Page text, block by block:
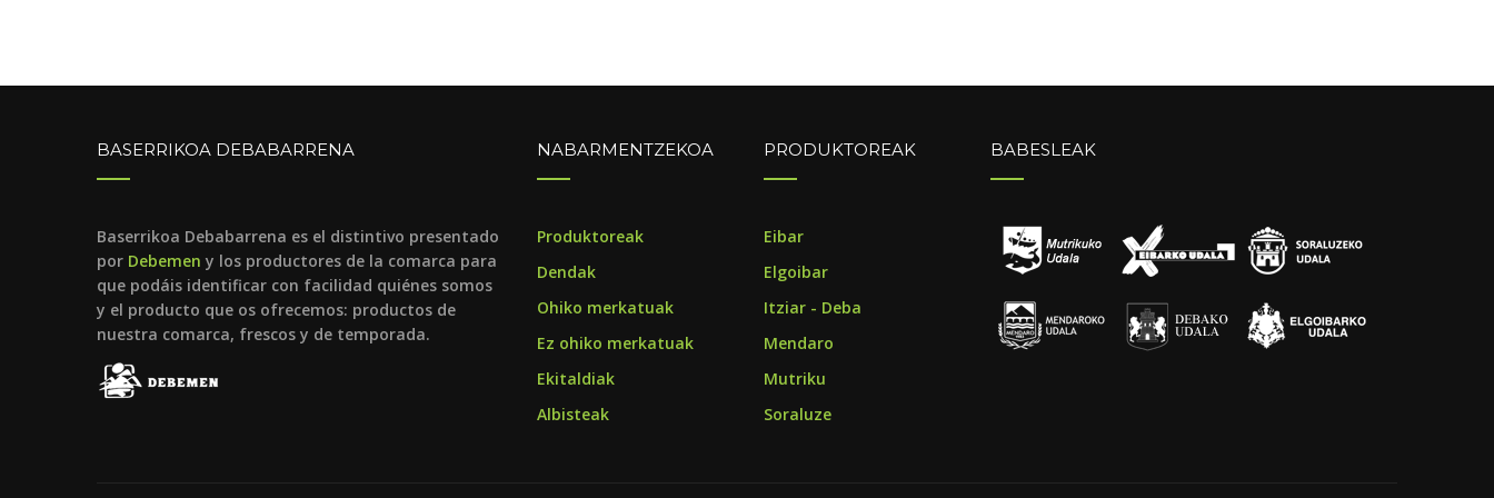
BASERRIKOA DEBABARRENA
Baserrikoa Debabarrena es el distintivo presentado
por Debemen y los productores de la comarca para
que podáis identificar con facilidad quiénes somos
y el producto que os ofrecemos: productos de
nuestra comarca, frescos y de temporada.
NABARMENTZEKOA
Produktoreak
Dendak
Ohiko merkatuak
Ez ohiko merkatuak
Ekitaldiak
Albisteak
PRODUKTOREAK
Eibar
Elgoibar
Itziar - Deba
Mendaro
Mutriku
Soraluze
BABESLEAK